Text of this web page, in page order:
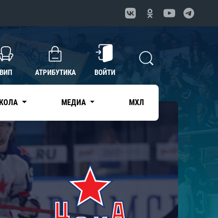
ВИП АТРИБУТИКА ВОЙТИ
МЕДИА МХЛ